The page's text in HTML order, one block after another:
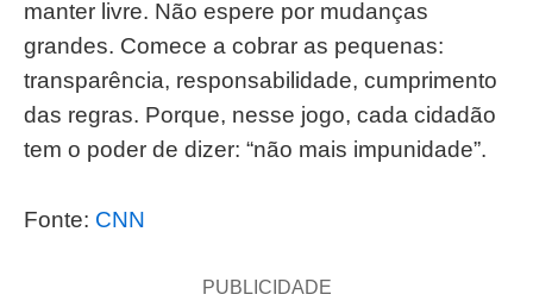
manter livre. Não espere por mudanças
grandes. Comece a cobrar as pequenas:
transparência, responsabilidade, cumprimento
das regras. Porque, nesse jogo, cada cidadão
tem o poder de dizer: “não mais impunidade”.
Fonte: CNN
PUBLICIDADE